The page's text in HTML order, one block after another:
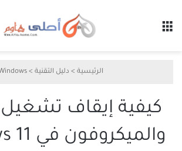
الرئيسية > دليل التقنية >
كيفية إيقاف تشغيل
والميكروفون في Windows 11